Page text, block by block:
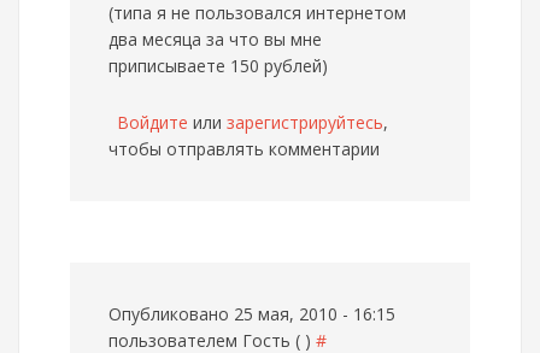
(типа я не пользовался интернетом
два месяца за что вы мне
приписываете 150 рублей)
Войдите или зарегистрируйтесь,
чтобы отправлять комментарии
Опубликовано 25 мая, 2010 - 16:15
пользователем Гость ( ) #